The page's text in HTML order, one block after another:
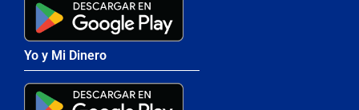
Yo y Mi Dinero